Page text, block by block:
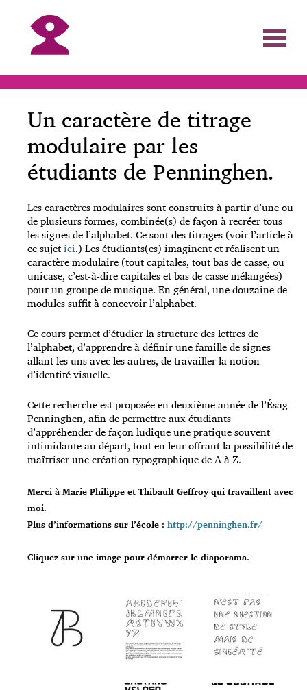
Un caractère de titrage
modulaire par les
étudiants de Penninghen.
Les caractères modulaires sont construits à partir d’une ou
de plusieurs formes, combinée(s) de façon à recréer tous
les signes de l’alphabet. Ce sont des titrages (voir l’article à
ce sujetici.) Les étudiants(es) imaginent et réalisent un
caractère modulaire (tout capitales, tout bas de casse, ou
unicase, c’est-à-dire capitales et bas de casse mélangées)
pour un groupe de musique. En général, une douzaine de
modules suffit à concevoir l’alphabet.
Ce cours permet d’étudier la structure des lettres de
l’alphabet, d’apprendre à définir une famille de signes
allant les uns avec les autres, de travailler la notion
d’identité visuelle.
Cette recherche est proposée en deuxième année de l’Ésag-
Penninghen, afin de permettre aux étudiants
d’appréhender de façon ludique une pratique souvent
intimidante au départ, tout en leur offrant la possibilité de
maîtriser une création typographique de A à Z.
Merci à Marie Philippe et Thibault Geffroy qui travaillent avec
moi.
Plus d’informations sur l’école : http://penninghen.fr/
Cliquez sur une image pour démarrer le diaporama.